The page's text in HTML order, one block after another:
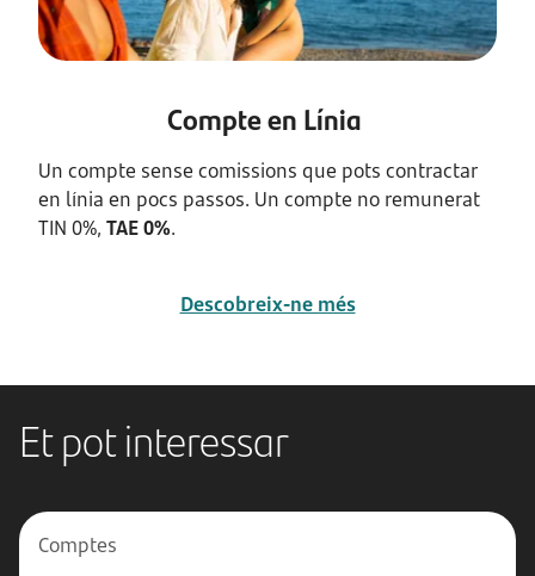
Compte en Línia
Un compte sense comissions que pots contractar
en línia en pocs passos. Un compte no remunerat
TIN 0%, TAE 0%.
Descobreix-ne més
Et pot interessar
Comptes